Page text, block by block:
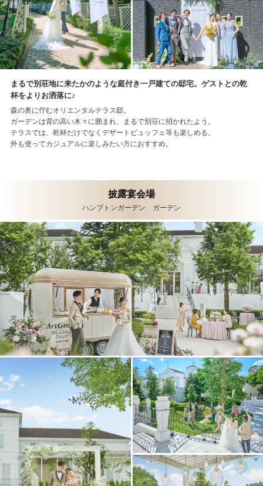
まるで別荘地に来たかのような庭付き一戸建ての邸宅。ゲストとの乾
杯をよりお洒落に♪
森の奥に佇むオリエンタルテラス邸。
ガーデンは背の高い木々に囲まれ、まるで別荘に招かれたよう。
テラスでは、乾杯だけでなくデザートビュッフェ等も楽しめる。
外も使ってカジュアルに楽しみたい方におすすめ。
披露宴会場
ハンプトンガーデン ガーデン